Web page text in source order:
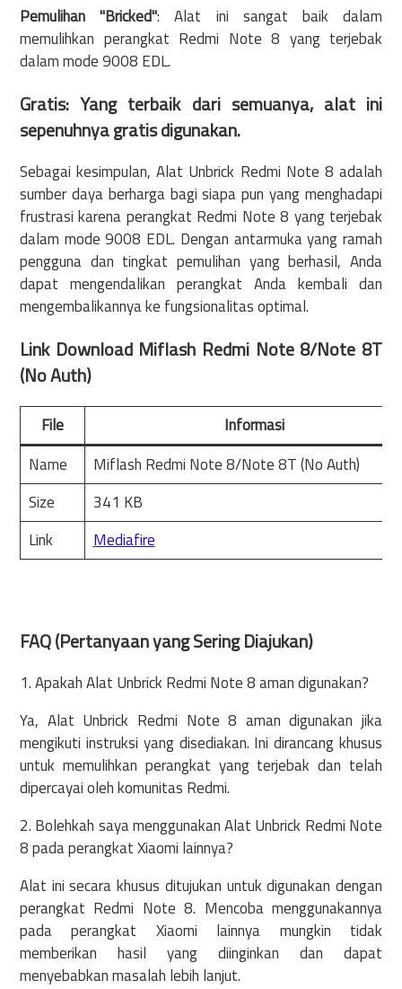
Pemulihan "Bricked": Alat ini sangat baik dalam
memulihkan perangkat Redmi Note 8 yang terjebak
dalam mode 9008 EDL.
Gratis: Yang terbaik dari semuanya, alat ini
sepenuhnya gratis digunakan.
Sebagai kesimpulan, Alat Unbrick Redmi Note 8 adalah
sumber daya berharga bagi siapa pun yang menghadapi
frustrasi karena perangkat Redmi Note 8 yang terjebak
dalam mode 9008 EDL. Dengan antarmuka yang ramah
pengguna dan tingkat pemulihan yang berhasil, Anda
dapat mengendalikan perangkat Anda kembali dan
mengembalikannya ke fungsionalitas optimal.
Link Download Miflash Redmi Note 8/Note 8T
(No Auth)
File
Informasi
Name
Miflash Redmi Note 8/Note 8T (No Auth)
Size
341 KB
Link
Mediafire
FAQ (Pertanyaan yang Sering Diajukan)
1. Apakah Alat Unbrick Redmi Note 8 aman digunakan?
Ya, Alat Unbrick Redmi Note 8 aman digunakan jika
mengikuti instruksi yang disediakan. Ini dirancang khusus
untuk memulihkan perangkat yang terjebak dan telah
dipercayai oleh komunitas Redmi.
2. Bolehkah saya menggunakan Alat Unbrick Redmi Note
8 pada perangkat Xiaomi lainnya?
Alat ini secara khusus ditujukan untuk digunakan dengan
perangkat Redmi Note 8. Mencoba menggunakannya
pada perangkat Xiaomi lainnya mungkin tidak
memberikan hasil yang diinginkan dan dapat
menyebabkan masalah lebih lanjut.